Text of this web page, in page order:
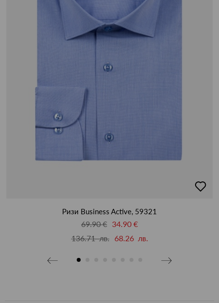
в
Ризи Business Active, 59321
69.90 € 34.90 €
136.71 лв.
68.26 лв.